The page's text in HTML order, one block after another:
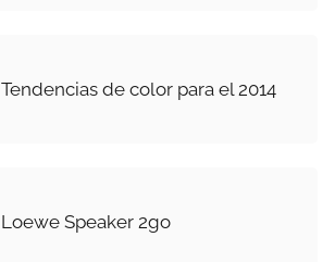
Tendencias de color para el 2014
Loewe Speaker 2go